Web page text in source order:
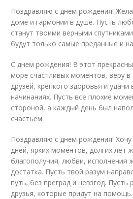
Поздравляю с днем рождения!
доме и гармонии в душе. Пусть
станут твоими верными
будут только самые преданные и
С днем рождения! В этот
море счастливых моментов, веру
друзей, крепкого здоровья и удачи
начинаниях. Пусть все плохие
стороной, а каждый день был
счастьем.
Поздравляю с днем рождения!
дней, ярких моментов, долгих лет
благополучия, любви, исполнения
достатка. Пусть твой разум
путь, без преград и невзгод.
друзья, которые придут на